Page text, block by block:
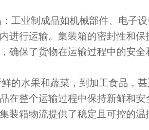
工业制成品如机械部件、电子
进行运输。集装箱的密封性和
确保了货物在运输过程中的安全
的水果和蔬菜，到加工食品，
在整个运输过程中保持新鲜和
装箱物流提供了稳定且可控的温